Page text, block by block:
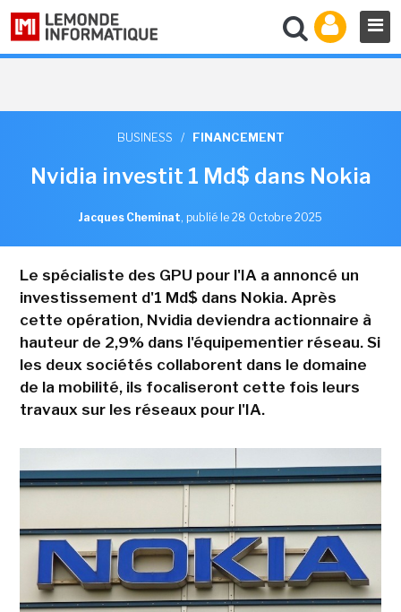
BUSINESS / FINANCEMENT
Nvidia investit 1 Md$ dans Nokia
Jacques Cheminat, publié le 28 Octobre 2025
Le spécialiste des GPU pour l'IA a annoncé un
investissement d'1 Md$ dans Nokia. Après
cette opération, Nvidia deviendra actionnaire à
hauteur de 2,9% dans l'équipementier réseau. Si
les deux sociétés collaborent dans le domaine
de la mobilité, ils focaliseront cette fois leurs
travaux sur les réseaux pour l'IA.